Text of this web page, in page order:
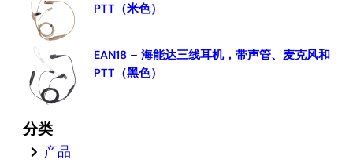
PTT（米色）
EAN18 – 海能达三线耳机，带声管、麦克风和
PTT（黑色）
分类
产品